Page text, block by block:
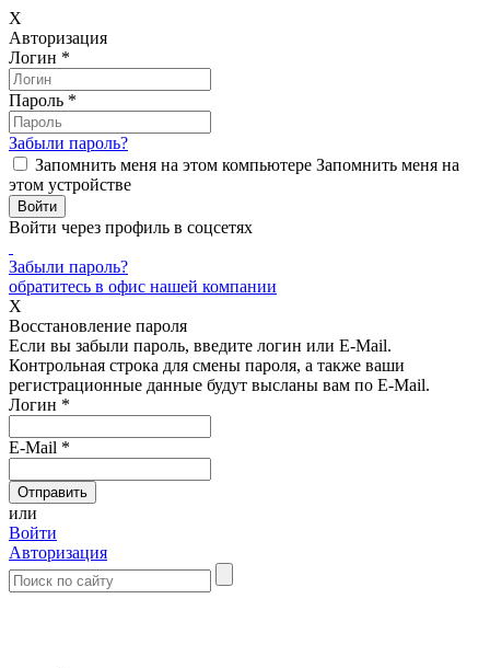
X
Авторизация
Логин *
Пароль *
Забыли пароль?
Запомнить меня на этом компьютере Запомнить меня на
этом устройстве
Войти через профиль в соцсетях
Забыли пароль?
обратитесь в офис нашей компании
X
Восстановление пароля
Если вы забыли пароль, введите логин или E-Mail.
Контрольная строка для смены пароля, а также ваши
регистрационные данные будут высланы вам по E-Mail.
Логин *
E-Mail *
или
Войти
Авторизация